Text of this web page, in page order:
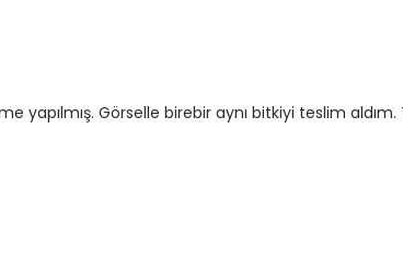
yapılmış. Görselle birebir aynı bitkiyi teslim